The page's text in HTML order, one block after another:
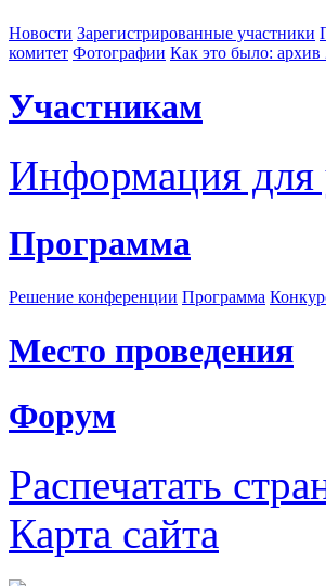
Новости Зарегистрированные участники
комитет Фотографии Как это было: архив
Участникам
Информация для
Программа
Решение конференции Программа
Место проведения
Форум
Распечатать
Карта сайта